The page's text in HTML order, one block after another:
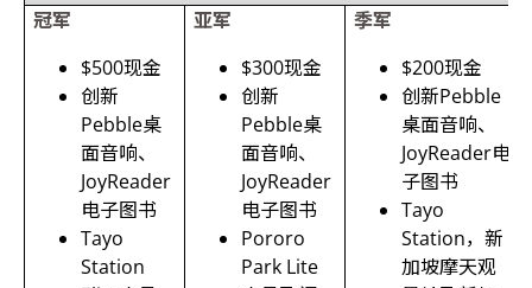
冠军
$500现金
创新
Pebble桌
面音响、
JoyReader
电子图书
Tayo
Station
亚军
$300现金
创新
Pebble桌
面音响、
JoyReader
电子图书
Pororo
Park Lite
季军
$200现金
创新Pebble
桌面音响、
JoyReader电
子图书
Tayo
Station，新
加坡摩天观